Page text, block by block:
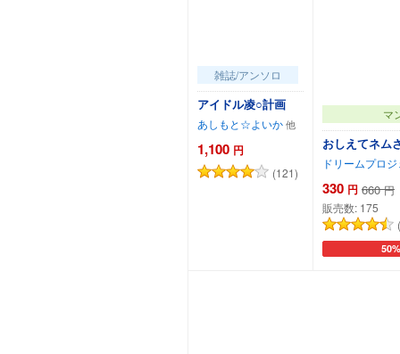
雑誌/アンソロ
アイドル凌○計画
あしもと☆よいか
1,100 円
(121)
マ
おしえてネム
ドリームプロ
330 円 660 円
販売数: 175
カー